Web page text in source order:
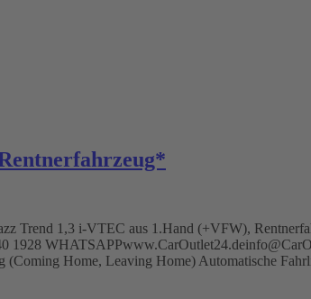
Trend 1,3 i-VTEC aus 1.Hand (+VFW),
Home, Leaving Home) Automatische